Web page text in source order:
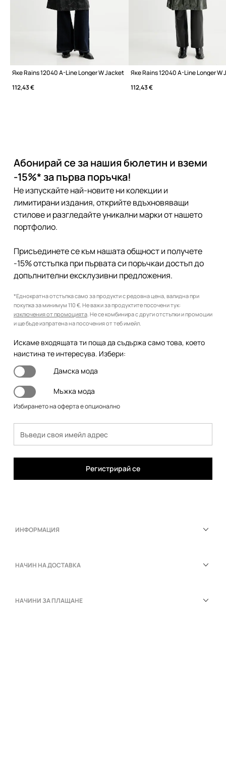
Яке Rains 12040 A-Line Longer W Jacket
112,43 €
Яке Rains 12040 A-Line Longer W
112,43 €
Абонирай се за нашия бюлетин и вземи
-15%* за първа поръчка!
Не изпускайте най-новите ни колекции и
лимитирани издания, открийте вдъхновяващи
стилове и разгледайте уникални марки от нашето
портфолио.
Присъединете се към нашата общност и получете
-15% отстъпка при първата си поръчкаи достъп до
допълнителни ексклузивни предложения.
*Еднократна отстъпка само за продукти с редовна цена, валидна при
покупка за минимум 110 €. Не важи за продуктите посочени тук:
изключения от промоцията. Не се комбинира с други отстъпки и промоции
и ще бъде изпратена на посочения от теб имейл.
Искаме входящата ти поща да съдържа само това, което
наистина те интересува. Избери:
Дамска мода
Мъжка мода
Избирането на оферта е опционално
Регистрирай се
ИНФОРМАЦИЯ
НАЧИН НА ДОСТАВКА
НАЧИНИ ЗА ПЛАЩАНЕ